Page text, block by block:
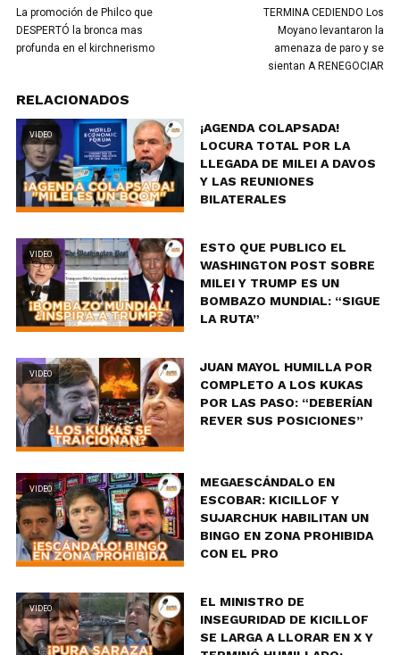
La promoción de Philco que
DESPERTÓ la bronca mas
profunda en el kirchnerismo
TERMINA CEDIENDO Los
Moyano levantaron la
amenaza de paro y se
sientan A RENEGOCIAR
RELACIONADOS
VIDEO
¡AGENDA COLAPSADA!
LOCURA TOTAL POR LA
LLEGADA DE MILEI A DAVOS
Y LAS REUNIONES
BILATERALES
VIDEO
ESTO QUE PUBLICO EL
WASHINGTON POST SOBRE
MILEI Y TRUMP ES UN
BOMBAZO MUNDIAL: “SIGUE
LA RUTA”
VIDEO
JUAN MAYOL HUMILLA POR
COMPLETO A LOS KUKAS
POR LAS PASO: “DEBERÍAN
REVER SUS POSICIONES”
VIDEO
MEGAESCÁNDALO EN
ESCOBAR: KICILLOF Y
SUJARCHUK HABILITAN UN
BINGO EN ZONA PROHIBIDA
CON EL PRO
VIDEO
EL MINISTRO DE
INSEGURIDAD DE KICILLOF
SE LARGA A LLORAR EN X Y